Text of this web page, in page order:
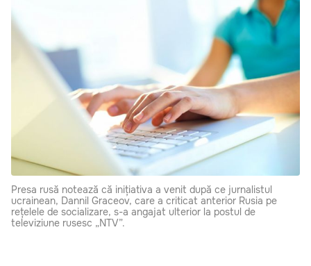
Presa rusă notează că inițiativa a venit după ce jurnalistul
ucrainean, Dannil Graceov, care a criticat anterior Rusia pe
rețelele de socializare, s-a angajat ulterior la postul de
televiziune rusesc „NTV”.